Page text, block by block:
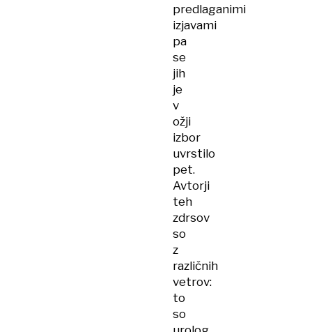
predlaganimi
izjavami
pa
se
jih
je
v
ožji
izbor
uvrstilo
pet.
Avtorji
teh
zdrsov
so
z
različnih
vetrov:
to
so